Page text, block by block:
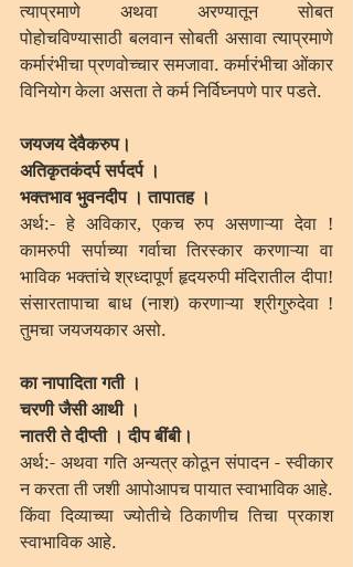
त्याप्रमाणे अथवा अरण्यातून सोबत
पोहोचविण्यासाठी बलवान सोबती असावा त्याप्रमाणे
कर्मारंभीचा प्रणवोच्चार समजावा. कर्मारंभीचा ओंकार
विनियोग केला असता ते कर्म निर्विघ्नपणे पार पडते.
जयजय देवैकरुप।
अतिकृतकंदर्प सर्पदर्प ।
भक्तभाव भुवनदीप । तापातह ।
अर्थ:- हे अविकार, एकच रुप असणाऱ्या देवा !
कामरुपी सर्पाच्या गर्वाचा तिरस्कार करणाऱ्या वा
भाविक भक्तांचे श्रध्दापूर्ण हृदयरुपी मंदिरातील दीपा!
संसारतापाचा बाध (नाश) करणाऱ्या श्रीगुरुदेवा !
तुमचा जयजयकार असो.
का नापादिता गती ।
चरणी जैसी आथी ।
नातरी ते दीप्ती । दीप बींबी।
अर्थ:- अथवा गति अन्यत्र कोठून संपादन - स्वीकार
न करता ती जशी आपोआपच पायात स्वाभाविक आहे.
किंवा दिव्याच्या ज्योतीचे ठिकाणीच तिचा प्रकाश
स्वाभाविक आहे.